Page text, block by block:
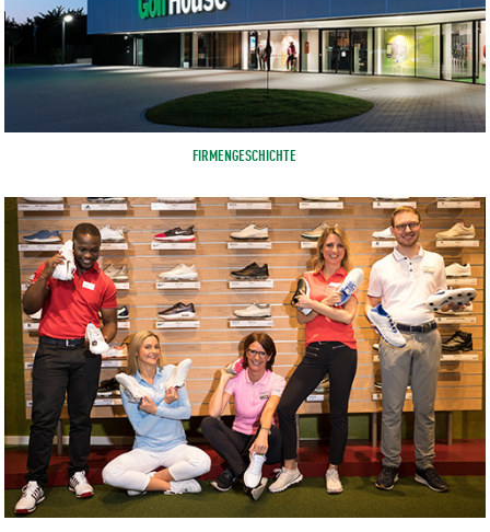
FIRMENGESCHICHTE